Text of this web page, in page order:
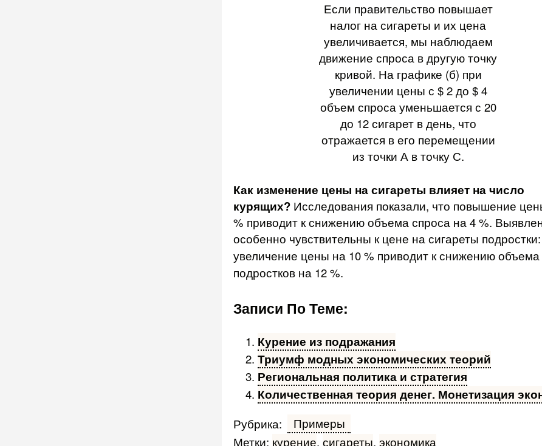
Если правительство повышает
налог на сигареты и их цена
увеличивается, мы наблюдаем
движение спроса в другую точку
кривой. На графике (б) при
увеличении цены с $ 2 до $ 4
объем спроса уменьшается с 20
до 12 сигарет в день, что
отражается в его перемещении
из точки А в точку С.
Как изменение цены на сигареты влияет на число
курящих?Исследова­ния показали, что повышение
% приводит к снижению объема спроса на 4 %.
особенно чувствительны к цене на сигареты подростки:
увеличение цены на 10 % приводит к снижению объема
подростков на 12 %.
Записи По Теме:
Курение из подражания
Триумф модных экономических теорий
Региональная политика и стратегия
Количественная теория денег. Монетизация
Рубрика:
Примеры
Метки: курение, сигареты, экономика